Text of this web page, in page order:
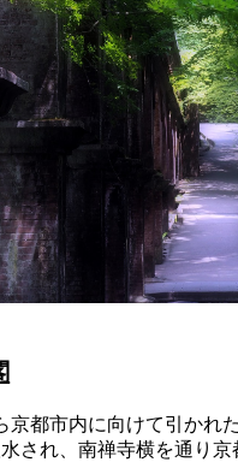
京都市内に向けて引かれ
され、南禅寺横を通り京